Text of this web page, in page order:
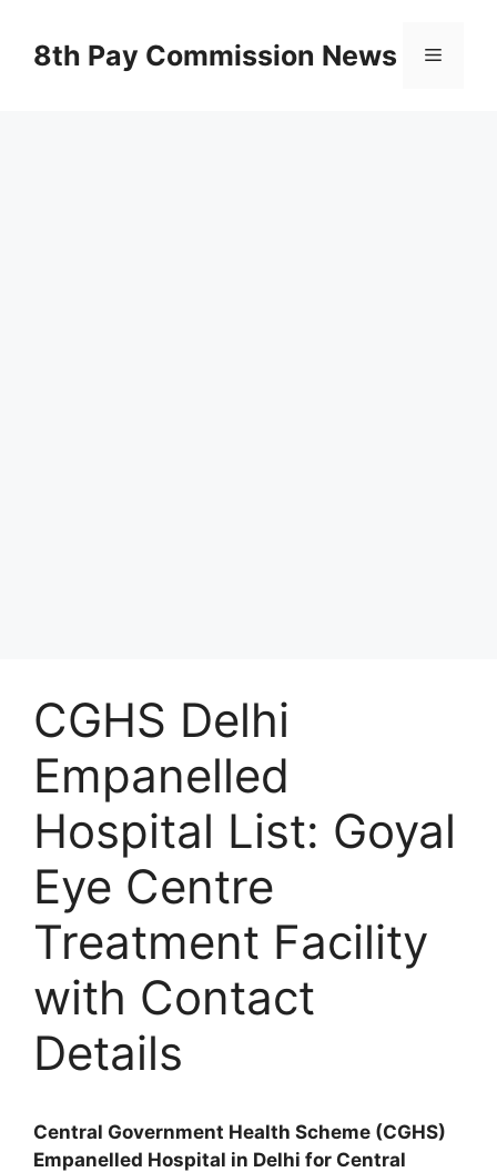
content8th Pay Commission News Menu
CGHS Delhi
Empanelled
Hospital List: Goyal
Eye Centre
Treatment Facility
with Contact
Details
Central Government Health Scheme (CGHS)
Empanelled Hospital in Delhi for Central